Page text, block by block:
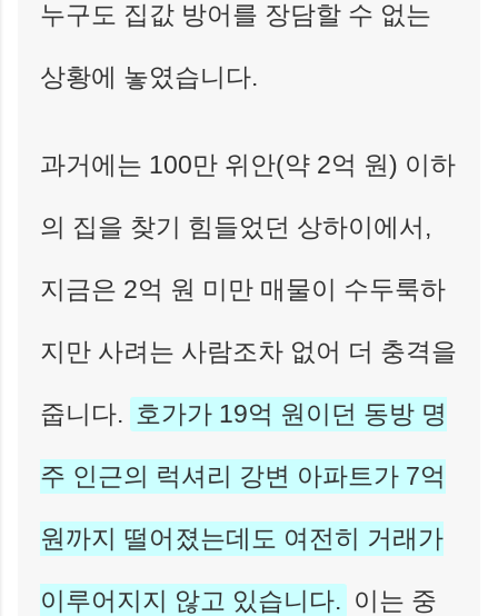
누구도 집값 방어를 장담할 수 없는
상황에 놓였습니다.
과거에는 100만 위안(약 2억 원) 이하
의 집을 찾기 힘들었던 상하이에서,
지금은 2억 원 미만 매물이 수두룩하
지만 사려는 사람조차 없어 더 충격을
줍니다. 호가가 19억 원이던 동방 명
주 인근의 럭셔리 강변 아파트가 7억
원까지 떨어졌는데도 여전히 거래가
이루어지지 않고 있습니다. 이는 중